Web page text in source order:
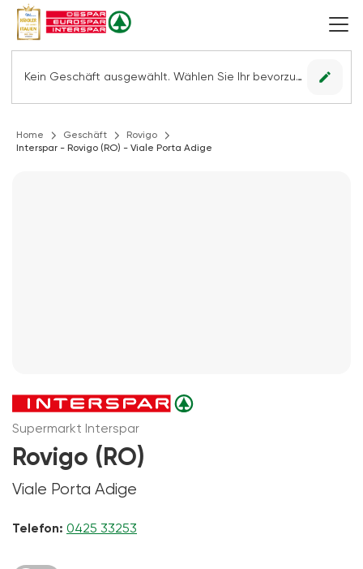
Kein Geschäft ausgewählt. Wählen Sie Ihr bevorzugtes Geschäft, um alle Angebote sehen zu können. edit
Home Geschäft
Rovigo
Interspar - Rovigo (RO) - Viale Porta Adige
Supermarkt Interspar
Rovigo (RO)
Viale Porta Adige
Telefon: 0425 33253